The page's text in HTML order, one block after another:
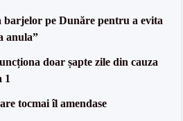
barjelor pe Dunăre pentru a evita
anula”
doar șapte zile din cauza
1
tocmai îl amendase